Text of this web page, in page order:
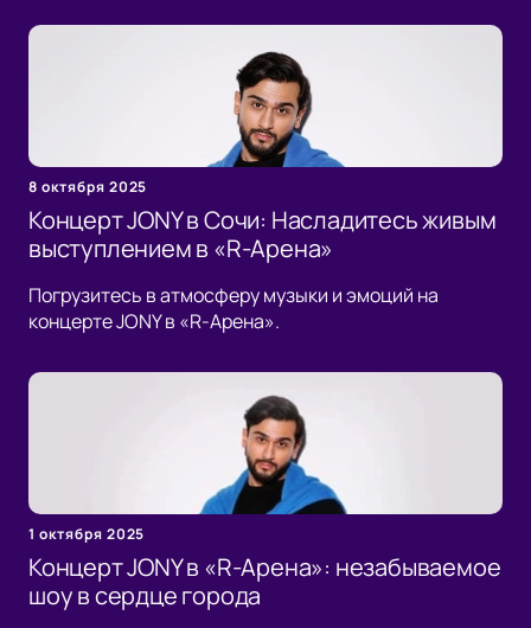
8 октября 2025
Концерт JONY в Сочи: Насладитесь живым
выступлением в «R-Арена»
Погрузитесь в атмосферу музыки и эмоций на
концерте JONY в «R-Арена».
1 октября 2025
Концерт JONY в «R-Арена»: незабываемое
шоу в сердце города